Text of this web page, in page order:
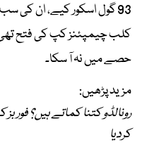
کلب چیمپئنز کپ کی فتح تھی
حصے میں نہ آ سکا۔
مزید پڑھیں:
رونالڈو کتنا کماتے ہیں؟
کردیا